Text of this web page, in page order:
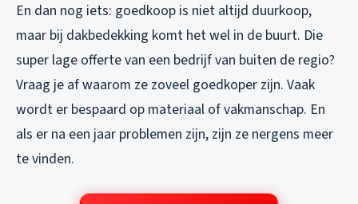
En dan nog iets: goedkoop is niet altijd duurkoop,
maar bij dakbedekking komt het wel in de buurt. Die
super lage offerte van een bedrijf van buiten de regio?
Vraag je af waarom ze zoveel goedkoper zijn. Vaak
wordt er bespaard op materiaal of vakmanschap. En
als er na een jaar problemen zijn, zijn ze nergens meer
te vinden.